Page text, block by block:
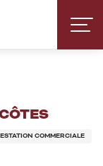
COMMERCIALE